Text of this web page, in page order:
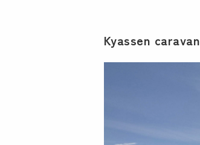
Kyassen caravan